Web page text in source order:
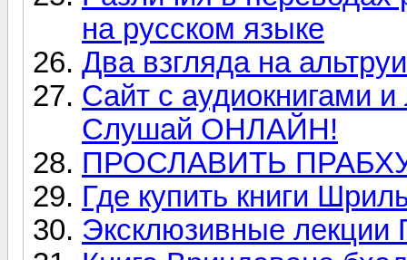
на русском языке
Два взгляда на
Сайт с аудиокнигами
Слушай ОНЛАЙН!
ПРОСЛАВИТЬ
Где купить книги
Эксклюзивные лекции